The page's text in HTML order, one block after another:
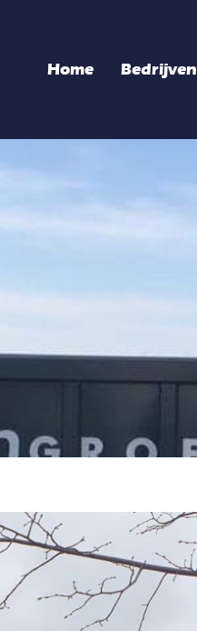
Home Bedrijven